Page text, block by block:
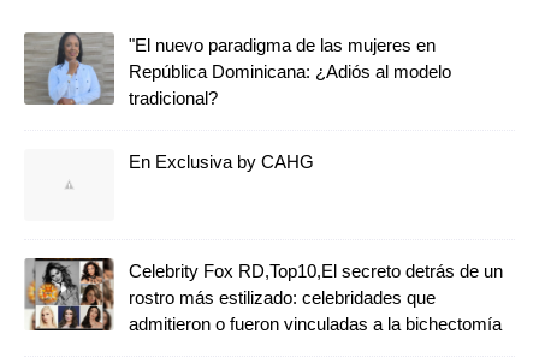
"El nuevo paradigma de las mujeres en
República Dominicana: ¿Adiós al modelo
tradicional?
En Exclusiva by CAHG
Celebrity Fox RD,Top10,El secreto detrás de un
rostro más estilizado: celebridades que
admitieron o fueron vinculadas a la bichectomía